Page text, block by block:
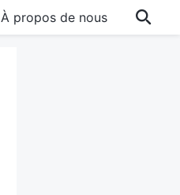
À propos de nous